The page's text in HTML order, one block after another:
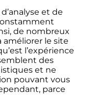
et de
de nombreux
améliorer le site
l’expérience
des
et ne
pouvant vous
parce